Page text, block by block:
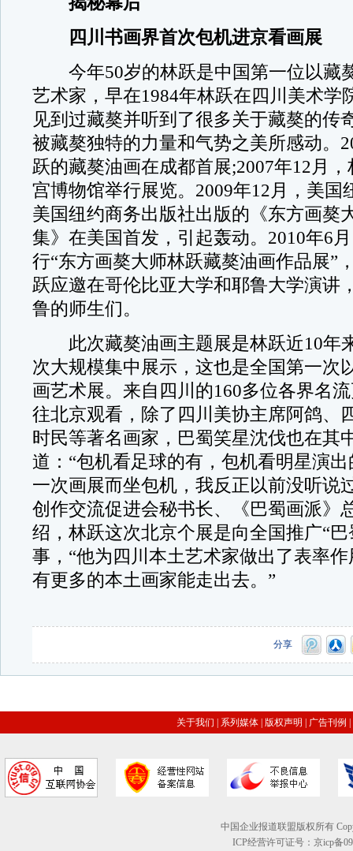
四川书画界首次包机进京看画展
今年50岁的林跃是中国第一位以藏
艺术家，早在1984年林跃在四川美术学
见到过藏獒并听到了很多关于藏獒的传
被藏獒独特的力量和气势之美所感动。
跃的藏獒油画在成都首展;2007年12月
宫博物馆举行展览。2009年12月，美国
美国纽约商务出版社出版的《东方画獒
集》在美国首发，引起轰动。2010年6
行“东方画獒大师林跃藏獒油画作品展”
跃应邀在哥伦比亚大学和耶鲁大学演讲
鲁的师生们。
此次藏獒油画主题展是林跃近10年
次大规模集中展示，这也是全国第一次
画艺术展。来自四川的160多位各界名
往北京观看，除了四川美协主席阿鸽、
时民等著名画家，巴蜀笑星沈伐也在其
道：“包机看足球的有，包机看明星演
一次画展而坐包机，我反正以前没听说
创作交流促进会秘书长、《巴蜀画派》
绍，林跃这次北京个展是向全国推广“
事，“他为四川本土艺术家做出了表率
有更多的本土画家能走出去。”
分享
关于我们 系列媒体 版权声明 广告刊例
中国企业报道联盟版权所有
ICP经营许可证号：京icp备